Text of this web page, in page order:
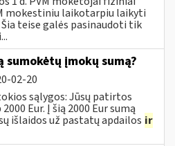
mokestiniu laikotarpiu laikyti
teise galės pasinaudoti tik
įmokų sumą?
02-20
sąlygos: Jūsų patirtos
Eur. Į šią 2000 Eur sumą
išlaidos už pastatų apdailos ir